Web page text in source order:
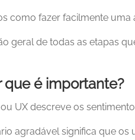
como fazer facilmente
geral de todas as etapas
que é importante?
UX descreve os
agradável significa que